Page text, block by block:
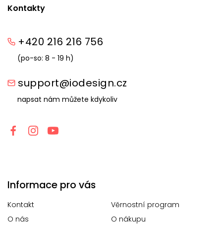
Kontakty
+420 216 216 756
(po-so: 8 - 19 h)
support@iodesign.cz
napsat nám můžete kdykoliv
Informace pro vás
Kontakt
Věrnostní program
O nás
O nákupu